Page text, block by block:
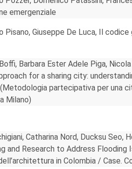
emergenziale
Pisano, Giuseppe De Luca, Il
Barbara Ester Adele Piga,
for a sharing city:
partecipativa per una
Milano)
Catharina Nord, Ducksu Seo,
and Research to Address Flooding
in Colombia / Case.